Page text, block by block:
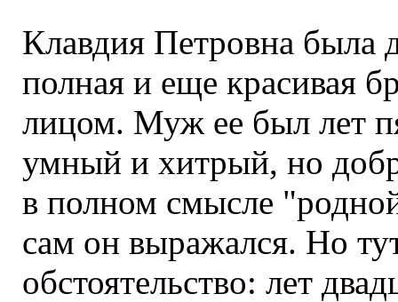
Клавдия Петровна была
полная и еще красивая
лицом. Муж ее был лет
умный и хитрый, но
в полном смысле
сам он выражался. Но
обстоятельство: лет